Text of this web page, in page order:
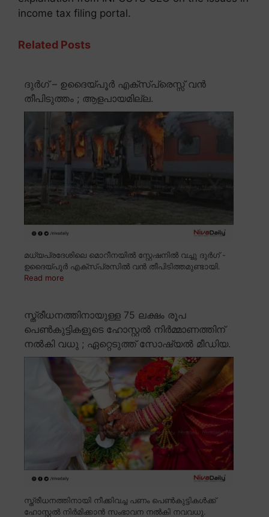
income tax filing portal.
Related Posts
ദുർഗ് – ഉദൈയ്പൂർ എക്സ്പ്രെസ്സ് വൻ
തീപിടുത്തം ; ആളപായമില്ല.
മധ്യപ്രദേശിലെ മൊറീനയിൽ സ്റ്റേഷനിൽ വച്ചു ദുർഗ് -
ഉദൈയ്പൂർ എക്സ്പ്രസിൽ വൻ തീപിടിത്തമുണ്ടായി.
Read more
സ്ത്രീധനത്തിനായുള്ള 75 ലക്ഷം രൂപ
പെൺകുട്ടികളുടെ ഹോസ്റ്റൽ നിർമ്മാണത്തിന്
നൽകി വധു ; ഏറ്റെടുത്ത് സോഷ്യൽ മീഡിയ.
സ്ത്രീധനത്തിനായി നീക്കിവച്ച പണം പെൺകുട്ടികൾക്ക്
ഹോസ്റ്റൽ നിർമിക്കാൻ സംഭാവന നൽകി നവവധു.